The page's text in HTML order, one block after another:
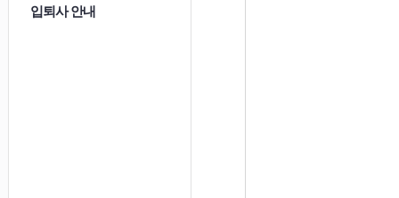
입퇴사 안내